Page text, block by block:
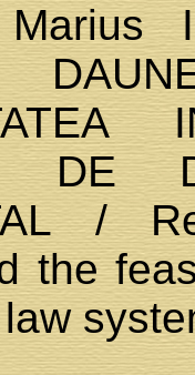
DE
/
the